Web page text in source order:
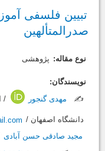
تبیین فلسفی
صدرالمتألهین
نوع مقاله: پژوهشی
نویسندگان:
✍️
مهدی گنجور /
دانشگاه اصفهان /
مجید صادقی حسن آبادی